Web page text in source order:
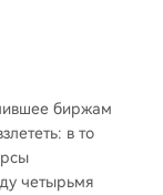
биржам
в то
четырьмя